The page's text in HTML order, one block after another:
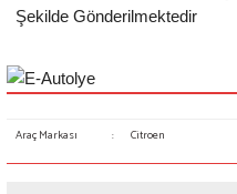
Şekilde Gönderilmektedir
Araç Markası : Citroen